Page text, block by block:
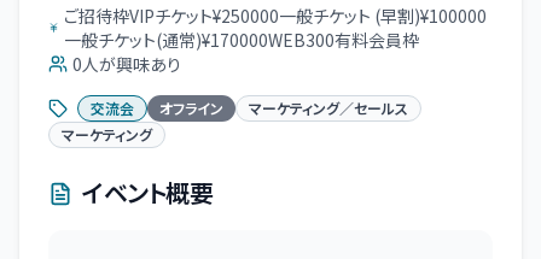
ご招待枠VIPチケット¥250000一般チケット (早割)¥100000
一般チケット(通常)¥170000WEB300有料会員枠
0人が興味あり
交流会 オフライン
マーケティング／セールス
マーケティング
イベント概要